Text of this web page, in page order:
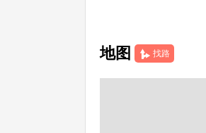
地图 找路